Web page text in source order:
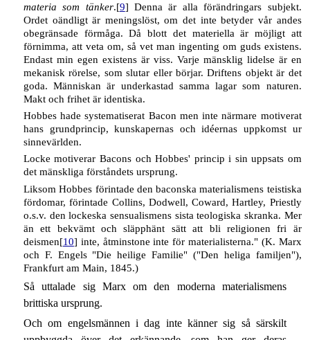
materia som tänker.[9] Denna är alla förändringars subjekt.
Ordet oändligt är meningslöst, om det inte betyder vår andes
obegränsade förmåga. Då blott det materiella är möjligt att
förnimma, att veta om, så vet man ingenting om guds existens.
Endast min egen existens är viss. Varje mänsklig lidelse är en
mekanisk rörelse, som slutar eller börjar. Driftens objekt är det
goda. Människan är underkastad samma lagar som naturen.
Makt och frihet är identiska.
Hobbes hade systematiserat Bacon men inte närmare motiverat
hans grundprincip, kunskapernas och idéernas uppkomst ur
sinnevärlden.
Locke motiverar Bacons och Hobbes' princip i sin uppsats om
det mänskliga förståndets ursprung.
Liksom Hobbes förintade den baconska materialismens teistiska
fördomar, förintade Collins, Dodwell, Coward, Hartley, Priestly
o.s.v. den lockeska sensualismens sista teologiska skranka. Mer
än ett bekvämt och släpphänt sätt att bli religionen fri är
deismen[10] inte, åtminstone inte för materialisterna." (K. Marx
och F. Engels "Die heilige Familie" ("Den heliga familjen"),
Frankfurt am Main, 1845.)
Så uttalade sig Marx om den moderna materialismens
brittiska ursprung.
Och om engelsmännen i dag inte känner sig så särskilt